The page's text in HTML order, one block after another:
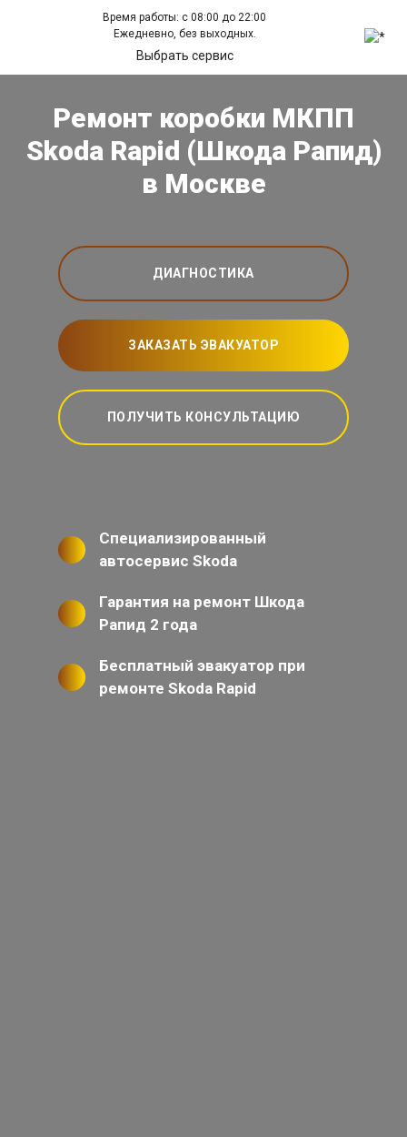
Время работы: с 08:00 до 22:00
Ежедневно, без выходных.
Выбрать сервис
Ремонт коробки МКПП
Skoda Rapid (Шкода Рапид)
в Москве
ДИАГНОСТИКА
ЗАКАЗАТЬ ЭВАКУАТОР
ПОЛУЧИТЬ КОНСУЛЬТАЦИЮ
Специализированный
автосервис Skoda
Гарантия на ремонт Шкода
Рапид 2 года
Бесплатный эвакуатор при
ремонте Skoda Rapid